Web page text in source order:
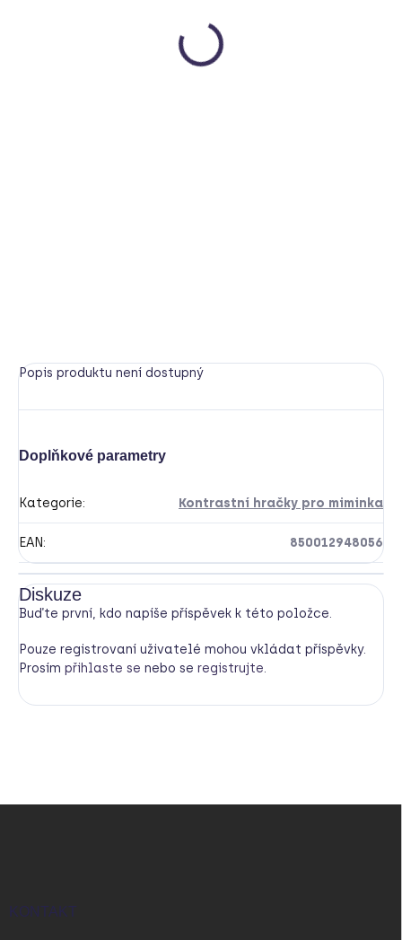
Popis produktu není dostupný
Doplňkové parametry
Kategorie: Kontrastní hračky pro miminka
EAN: 850012948056
Diskuze
Buďte první, kdo napíše příspěvek k této položce.
Pouze registrovaní uživatelé mohou vkládat příspěvky.
Prosím přihlaste se nebo se registrujte.
KONTAKT